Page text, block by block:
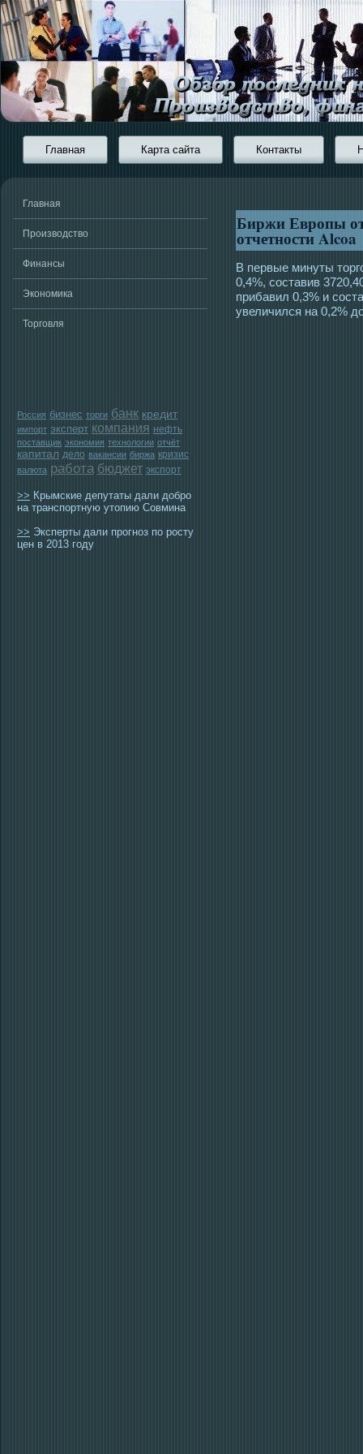
Главная Карта сайта Контакты
Главная
Производство
Финансы
Экономика
Торговля
Россия бизнес торги банк кредит
импорт эксперт компания нефть
поставщик экономия технологии отчёт
капитал дело вакансии биржа кризис
валюта работа бюджет экспорт
>> Крымские депутаты дали добро
на транспортную утопию Совмина
>> Эксперты дали прогноз по росту
цен в 2013 году
Биржи Европы
отчетности Alcoa
В первые минуты
0,4%, сοставив
прибавил 0,3% и
увеличился на 0,2%